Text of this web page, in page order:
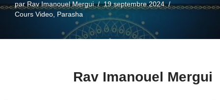
parRav Imanouel Mergui
19 septembre 2024
Cours Video, Parasha
Rav Imanouel Mergui